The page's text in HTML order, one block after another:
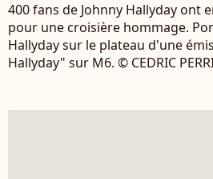
400 fans de Johnny Hallyday ont
pour une croisière hommage.
Hallyday sur le plateau d'une
Hallyday" sur M6. © CEDRIC